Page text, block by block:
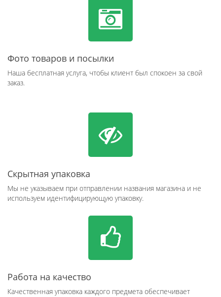
Фото товаров и посылки
Наша бесплатная услуга, чтобы клиент был спокоен за свой
заказ.
Скрытная упаковка
Мы не указываем при отправлении названия магазина и не
используем идентифицирующую упаковку.
Работа на качество
Качественная упаковка каждого предмета обеспечивает